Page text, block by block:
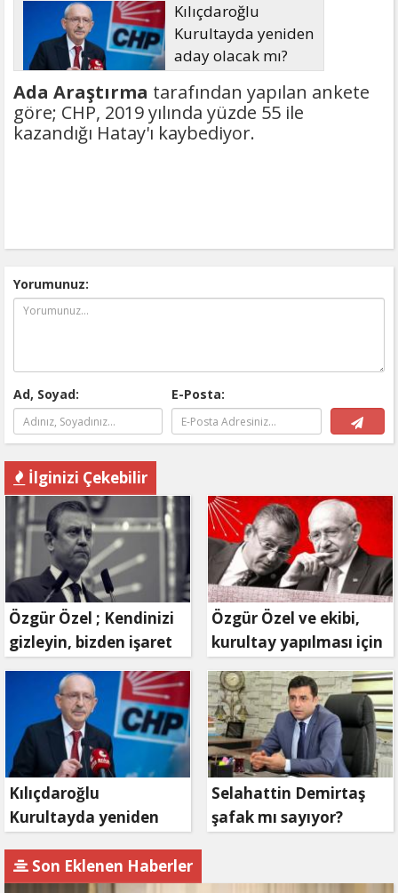
Kılıçdaroğlu
Kurultayda yeniden
aday olacak mı?
Ada Araştırma tarafından yapılan ankete
göre; CHP, 2019 yılında yüzde 55 ile
kazandığı Hatay'ı kaybediyor.
Yorumunuz:
Ad, Soyad: E-Posta:
İlginizi Çekebilir
Özgür Özel ; Kendinizi
gizleyin, bizden işaret
bekleyin
Özgür Özel ve ekibi,
kurultay yapılması için
mahkemeye
başvuruyor
Kılıçdaroğlu
Kurultayda yeniden
Selahattin Demirtaş
şafak mı sayıyor?
Son Eklenen Haberler